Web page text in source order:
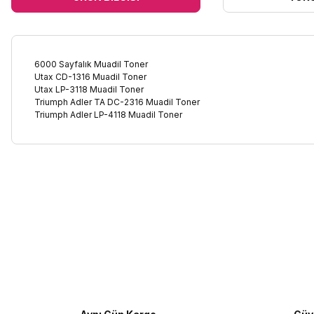
6000 Sayfalık Muadil Toner
Utax CD-1316 Muadil Toner
Utax LP-3118 Muadil Toner
Triumph Adler TA DC-2316 Muadil Toner
Triumph Adler LP-4118 Muadil Toner